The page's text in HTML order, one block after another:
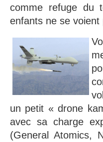
comme refuge du
enfants ne se voient
un petit « drone
avec sa charge
(General Atomics,